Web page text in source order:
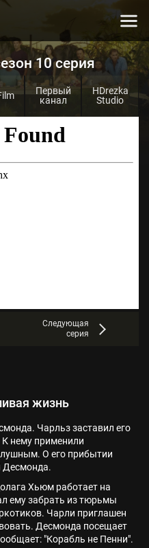
10 серия
Первый
канал
HDrezka
Studio
Следующая
серия
жизнь
Чарльз заставил его
К нему применили
О его прибытии
Десмонда.
Хьюм работает на
ему забрать из тюрьмы
Чарли приглашен
Десмонда посещает
"Корабль не Пенни".